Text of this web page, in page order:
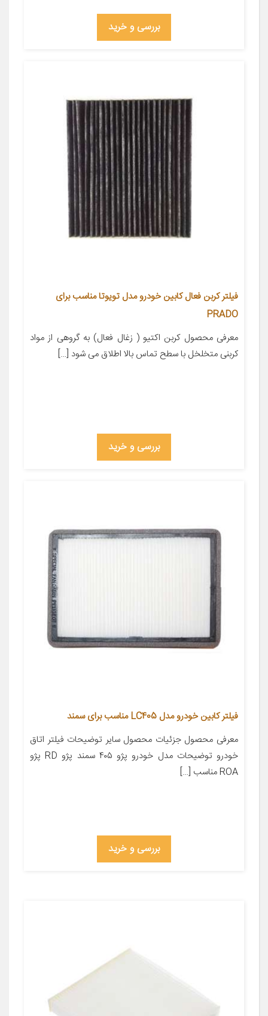
بررسی و خرید
فیلتر کربن فعال کابین خودرو مدل تویوتا مناسب برای
PRADO
معرفی محصول کربن اکتیو ( زغال فعال) به گروهی از مواد
کربنی متخلخل با سطح تماس بالا اطلاق می شود […]
بررسی و خرید
فیلتر کابین خودرو مدل LC405 مناسب برای سمند
معرفی محصول جزئیات محصول سایر توضیحات فیلتر اتاق
خودرو توضیحات مدل خودرو پژو ۴۰۵ سمند پژو RD پژو
ROA مناسب […]
بررسی و خرید